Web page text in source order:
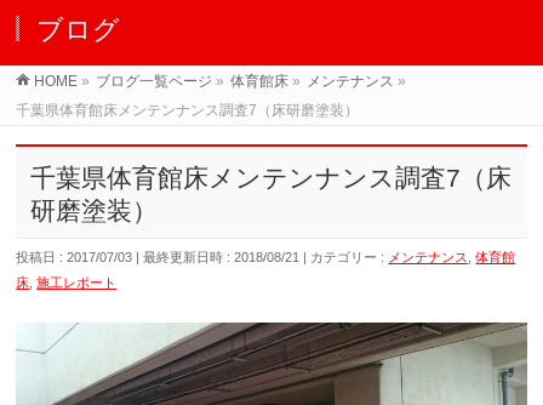
ブログ
HOME » ブログ一覧ページ » 体育館床 » メンテナンス »
千葉県体育館床メンテンナンス調査7（床研磨塗装）
千葉県体育館床メンテンナンス調査7（床
研磨塗装）
投稿日 : 2017/07/03 最終更新日時 : 2018/08/21 カテゴリー : メンテナンス ,体育館
床 ,施工レポート